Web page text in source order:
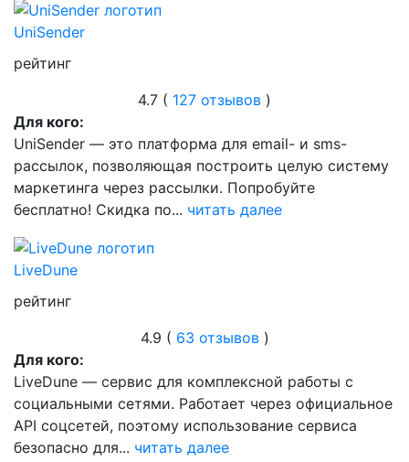
UniSender
рейтинг
4.7 ( 127 отзывов )
Для кого:
UniSender — это платформа для email- и sms-
рассылок, позволяющая построить целую систему
маркетинга через рассылки. Попробуйте
бесплатно! Скидка по... читать далее
LiveDune
рейтинг
4.9 ( 63 отзывов)
Для кого:
LiveDune — сервис для комплексной работы с
социальными сетями. Работает через официальное
API соцсетей, поэтому использование сервиса
безопасно для... читать далее